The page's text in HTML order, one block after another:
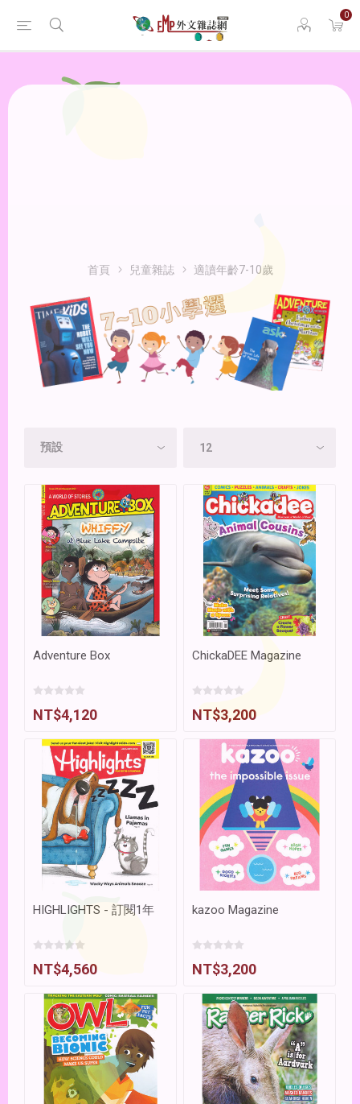
0
首頁 兒童雜誌 適讀年齡7-10歲
Adventure Box
NT$4,120
ChickaDEE Magazine
NT$3,200
HIGHLIGHTS - 訂閱1年
NT$4,560
kazoo Magazine
NT$3,200